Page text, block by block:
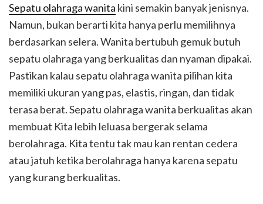
Sepatu olahraga wanita kini semakin banyak jenisnya.
Namun, bukan berarti kita hanya perlu memilihnya
berdasarkan selera. Wanita bertubuh gemuk butuh
sepatu olahraga yang berkualitas dan nyaman dipakai.
Pastikan kalau sepatu olahraga wanita pilihan kita
memiliki ukuran yang pas, elastis, ringan, dan tidak
terasa berat. Sepatu olahraga wanita berkualitas akan
membuat Kita lebih leluasa bergerak selama
berolahraga. Kita tentu tak mau kan rentan cedera
atau jatuh ketika berolahraga hanya karena sepatu
yang kurang berkualitas.